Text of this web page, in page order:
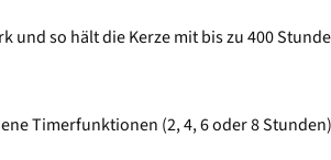
so hält die Kerze mit bis zu 400
Timerfunktionen (2, 4, 6 oder 8